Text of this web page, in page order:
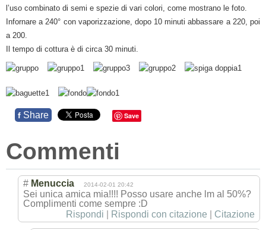
l’uso combinato di semi e spezie di vari colori, come mostrano le foto.
Infornare a 240° con vaporizzazione, dopo 10 minuti abbassare a 220, poi
a 200.
Il tempo di cottura è di circa 30 minuti.
f Share Save
Commenti
# Menuccia 2014-02-01 20:42
Sei unica amica mia!!!! Posso usare anche lm al 50%?
Complimenti come sempre :D
Rispondi
Rispondi con citazione Citazione